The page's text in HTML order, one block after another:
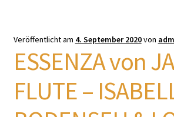
Veröffentlicht am 4. September 2020von
ESSENZA von
FLUTE –